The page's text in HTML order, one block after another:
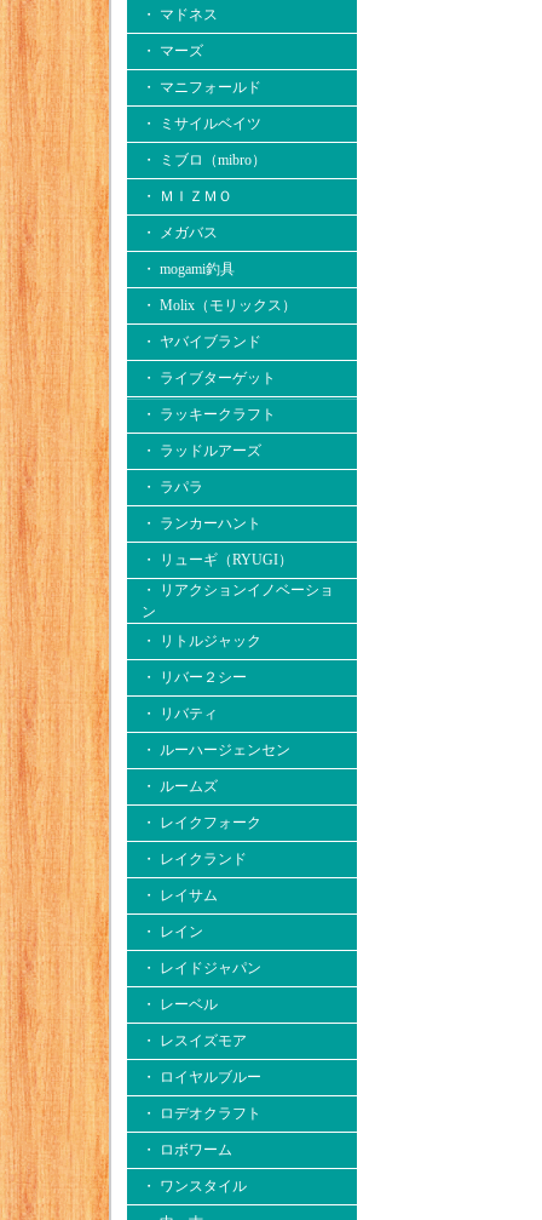
・ マドネス
・ マーズ
・ マニフォールド
・ ミサイルベイツ
・ ミブロ（mibro）
・ ＭＩＺＭＯ
・ メガバス
・ mogami釣具
・ Molix（モリックス）
・ ヤバイブランド
・ ライブターゲット
・ ラッキークラフト
・ ラッドルアーズ
・ ラパラ
・ ランカーハント
・ リューギ（RYUGI）
・ リアクションイノベーショ
ン
・ リトルジャック
・ リバー２シー
・ リバティ
・ ルーハージェンセン
・ ルームズ
・ レイクフォーク
・ レイクランド
・ レイサム
・ レイン
・ レイドジャパン
・ レーベル
・ レスイズモア
・ ロイヤルブルー
・ ロデオクラフト
・ ロボワーム
・ ワンスタイル